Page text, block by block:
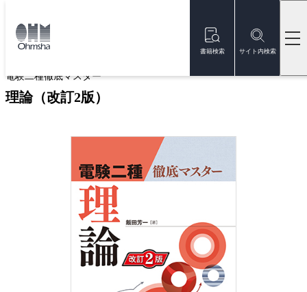
書籍検索 サイト内検索
トップ
電験二種徹底マスター
理論（改訂2版）